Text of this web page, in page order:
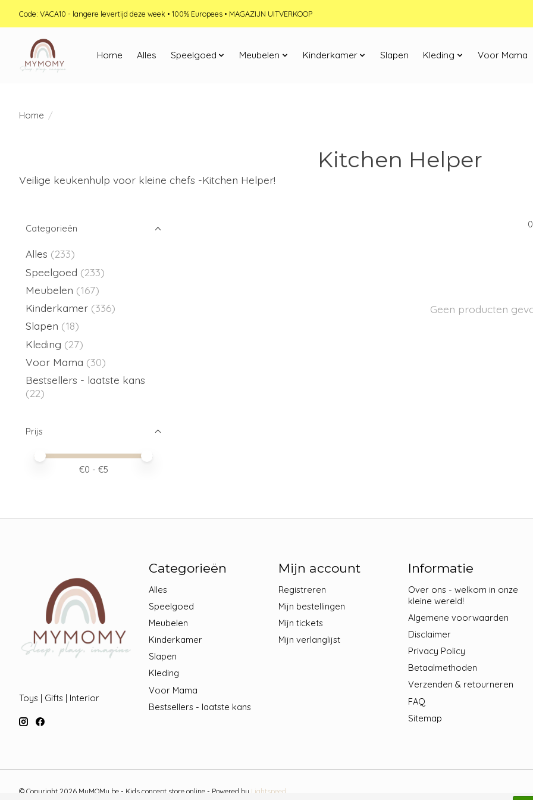
Code: VACA10 - langere levertijd deze week • 100% Europees • MAGAZIJN UITVERKOOP
Home Alles Speelgoed Meubelen Kinderkamer Slapen Kleding Voor Mama
Home /
Kitchen Helper
Veilige keukenhulp voor kleine chefs -Kitchen Helper!
Categorieën
Alles (233)
Speelgoed (233)
Meubelen (167)
Kinderkamer (336)
Slapen (18)
Kleding (27)
Voor Mama (30)
Bestsellers - laatste kans
(22)
Prijs
Minimale prijswaarde
Price maximum value
€0 - €5
Geen producten
Toys | Gifts | Interior
Categorieën
Alles
Speelgoed
Meubelen
Kinderkamer
Slapen
Kleding
Voor Mama
Bestsellers - laatste kans
Mijn account
Registreren
Mijn bestellingen
Mijn tickets
Mijn verlanglijst
Informatie
Over ons - welkom in onze
kleine wereld!
Algemene voorwaarden
Disclaimer
Privacy Policy
Betaalmethoden
Verzenden & retourneren
FAQ
Sitemap
© Copyright 2026 MyMOMy.be - Kids concept store online - Powered by Lightspeed